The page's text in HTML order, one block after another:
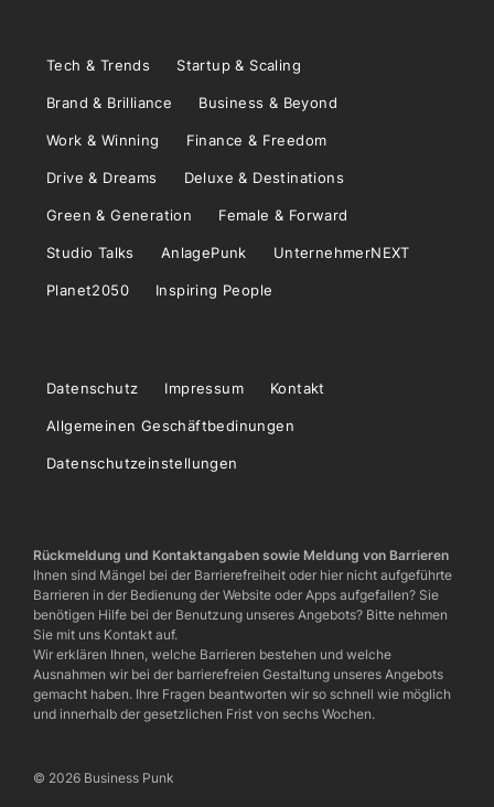
Tech & Trends Startup & Scaling
Brand & Brilliance Business & Beyond
Work & Winning Finance & Freedom
Drive & Dreams Deluxe & Destinations
Green & Generation Female & Forward
Studio Talks AnlagePunk UnternehmerNEXT
Planet2050 Inspiring People
Datenschutz Impressum Kontakt
Allgemeinen Geschäftbedinungen
Datenschutzeinstellungen
Rückmeldung und Kontaktangaben sowie Meldung von Barrieren
Ihnen sind Mängel bei der Barrierefreiheit oder hier nicht aufgeführte
Barrieren in der Bedienung der Website oder Apps aufgefallen? Sie
benötigen Hilfe bei der Benutzung unseres Angebots? Bitte nehmen
Sie mit uns Kontakt auf.
Wir erklären Ihnen, welche Barrieren bestehen und welche
Ausnahmen wir bei der barrierefreien Gestaltung unseres Angebots
gemacht haben. Ihre Fragen beantworten wir so schnell wie möglich
und innerhalb der gesetzlichen Frist von sechs Wochen.
© 2026 Business Punk